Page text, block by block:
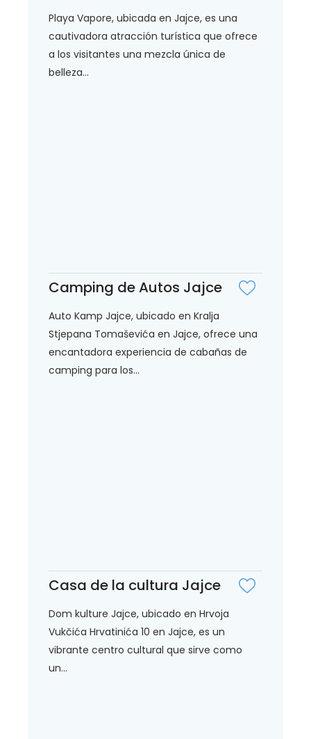
Playa Vapore, ubicada en Jajce, es una
cautivadora atracción turística que ofrece
a los visitantes una mezcla única de
belleza...
Camping de Autos Jajce
Auto Kamp Jajce, ubicado en Kralja
Stjepana Tomaševića en Jajce, ofrece una
encantadora experiencia de cabañas de
camping para los...
Casa de la cultura Jajce
Dom kulture Jajce, ubicado en Hrvoja
Vukčića Hrvatinića 10 en Jajce, es un
vibrante centro cultural que sirve como
un...